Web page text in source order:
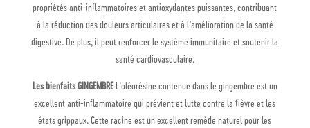
propriétés anti-inflammatoires et antioxydantes puissantes, contribuant
à la réduction des douleurs articulaires et à l’amélioration de la santé
digestive. De plus, il peut renforcer le système immunitaire et soutenir la
santé cardiovasculaire.
Les bienfaits GINGEMBREL’oléorésine contenue dans le gingembre est un
excellent anti-inflammatoire qui prévient et lutte contre la fièvre et les
états grippaux. Cette racine est un excellent remède naturel pour les